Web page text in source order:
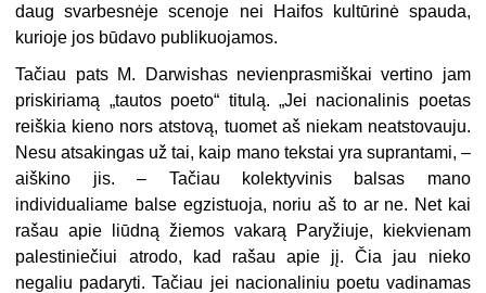
daug svarbesnėje scenoje nei Haifos kultūrinė spauda,
kurioje jos būdavo publikuojamos.
Tačiau pats M. Darwishas nevienprasmiškai vertino jam
priskiriamą „tautos poeto“ titulą. „Jei nacionalinis poetas
reiškia kieno nors atstovą, tuomet aš niekam neatstovauju.
Nesu atsakingas už tai, kaip mano tekstai yra suprantami, –
aiškino jis. – Tačiau kolektyvinis balsas mano
individualiame balse egzistuoja, noriu aš to ar ne. Net kai
rašau apie liūdną žiemos vakarą Paryžiuje, kiekvienam
palestiniečiui atrodo, kad rašau apie jį. Čia jau nieko
negaliu padaryti. Tačiau jei nacionaliniu poetu vadinamas